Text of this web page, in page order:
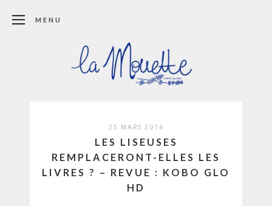
MENU
25 MARS 2016
LES LISEUSES
REMPLACERONT-ELLES LES
LIVRES ? – REVUE : KOBO GLO
HD